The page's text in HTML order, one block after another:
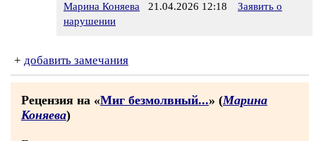
Марина Коняева 21.04.2026 12:18
Заявить о
нарушении
+ добавить замечания
Рецензия на «Миг безмолвный...» (Марина
Коняева)